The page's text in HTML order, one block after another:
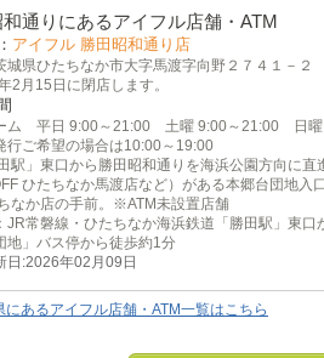
和通りにあるアイフル店舗・ATM
アイフル 勝田昭和通り店
城県ひたちなか市大字馬渡字向野２７４１－２
2月15日に閉店します。
ム 平日 9:00～21:00 土曜 9:00～21:00 日曜
行ご希望の場合は10:00～19:00
駅」東口から勝田昭和通りを海浜公園方向に直
ひたちなか馬渡店など）がある本郷台団地
なか店の手前。※ATM未設置店舗
JR常磐線・ひたちなか海浜鉄道「勝田駅」東
地」バス停から徒歩約1分
日:2026年02月09日
にあるアイフル店舗・ATM一覧はこちら